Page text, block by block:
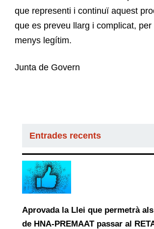
que representi i continuï aquest
que es preveu llarg i complicat,
menys legítim.
Junta de Govern
Entrades recents
Aprovada la Llei que permetrà
de HNA-PREMAAT passar al